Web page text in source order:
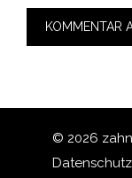
© 2026